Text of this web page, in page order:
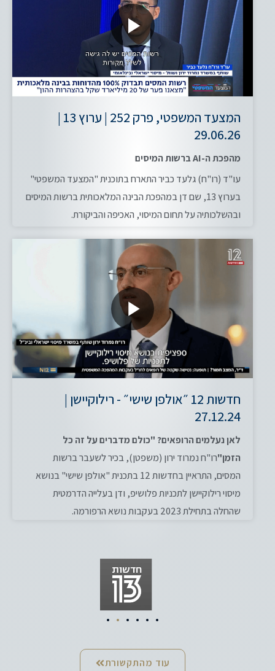
המצעד המשפטי, פרק 252 | ערוץ 13 |
29.06.26
מהפכת ה-AI ברשות המיסים
עו"ד (רו"ח) גלעד כביר התארח בתוכנית "המצעד המשפטי"
בערוץ 13, שם דן במהפכת הבינה המלאכותית ברשות המיסים
ובהשלכותיה על תחום המיסוי, האכיפה והביקורת.
חדשות 12 ״אולפן שישי״ - רילוקיישן |
27.12.24
לאן נעלמים הרופאים? "כולם מדברים על זה כל
הזמן"רו"ח נמרוד ירון (משפטן), בכיר לשעבר ברשות
המסים, התראיין בחדשות 12 בתכנית "אולפן שישי" בנושא
מיסוי רילוקיישן לתכניות פלושיפ, ודן בעלייה הדרמטית
שהחלה בתחילת 2023 בעקבות נושא הרפורמה.
עוד מהתקשורת